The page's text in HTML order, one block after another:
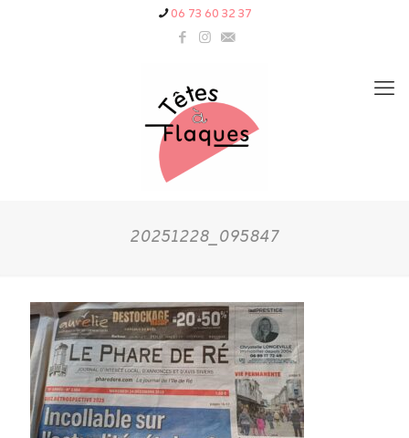
06 73 60 32 37
20251228_095847